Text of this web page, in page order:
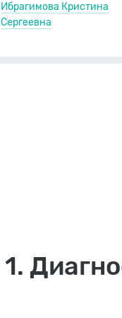
Ибрагимова Кристина
Сергеевна
1.